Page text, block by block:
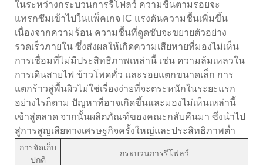
ในระหว่างกระบวนการรีโฟลว์ ความชื้นตามรอยจะ
แทรกซึมเข้าไปในแพ็คเกจ IC แรงดันความชื้นเพิ่มขึ้น
เนื่องจากความร้อน ความชื้นที่ดูดซับจะขยายตัวอย่าง
รวดเร็วภายใน ซึ่งส่งผลให้เกิดความเสียหายที่มองไม่เห็น
การเชื่อมที่ไม่มีประสิทธิภาพเหล่านี้ เช่น ความล้มเหลวใน
การเดินสายไฟ ข้าวโพดคั่ว และรอยแตกขนาดเล็ก การ
แตกร้าวสู่พื้นผิวไม่ใช่เรื่องง่ายที่จะตระหนักในระยะแรก
อย่างไรก็ตาม ปัญหาที่อาจเกิดขึ้นและมองไม่เห็นเหล่านี้
เข้าสู่ตลาด จากนั้นผลิตภัณฑ์ของคณะกลับคืนมา ซึ่งนำไป
สู่การสูญเสียทางเศรษฐกิจครั้งใหญ่และประสิทธิภาพต่ำ
การจัดเก็บ
ปกติ
กระบวนการรีโฟลว์